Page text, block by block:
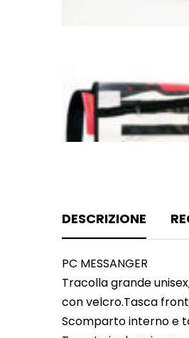
DESCRIZIONE
PC MESSANGER
Tracolla grande
con velcro.Tasca
Scomparto interno e